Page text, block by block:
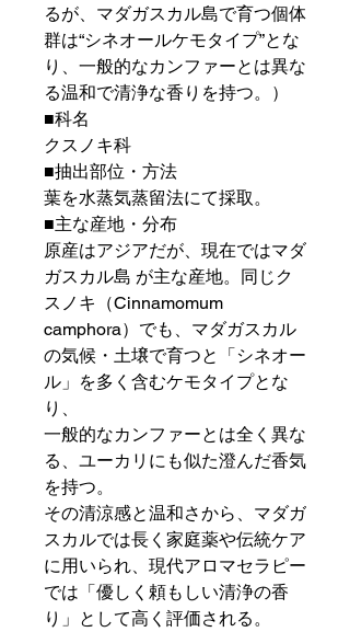
るが、マダガスカル島で育つ個体
群は“シネオールケモタイプ”とな
り、一般的なカンファーとは異な
る温和で清浄な香りを持つ。）
■科名
クスノキ科
■抽出部位・方法
葉を水蒸気蒸留法にて採取。
■主な産地・分布
原産はアジアだが、現在ではマダ
ガスカル島 が主な産地。同じク
スノキ（Cinnamomum
camphora）でも、マダガスカル
の気候・土壌で育つと「シネオー
ル」を多く含むケモタイプとな
り、
一般的なカンファーとは全く異な
る、ユーカリにも似た澄んだ香気
を持つ。
その清涼感と温和さから、マダガ
スカルでは長く家庭薬や伝統ケア
に用いられ、現代アロマセラピー
では「優しく頼もしい清浄の香
り」として高く評価される。